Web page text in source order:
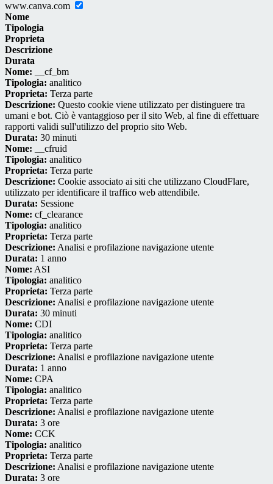
www.canva.com
Nome
Tipologia
Proprieta
Descrizione
Durata
Nome: __cf_bm
Tipologia: analitico
Proprieta: Terza parte
Descrizione: Questo cookie viene utilizzato per distinguere tra
umani e bot. Ciò è vantaggioso per il sito Web, al fine di effettuare
rapporti validi sull'utilizzo del proprio sito Web.
Durata: 30 minuti
Nome: __cfruid
Tipologia: analitico
Proprieta: Terza parte
Descrizione: Cookie associato ai siti che utilizzano CloudFlare,
utilizzato per identificare il traffico web attendibile.
Durata: Sessione
Nome: cf_clearance
Tipologia: analitico
Proprieta: Terza parte
Descrizione: Analisi e profilazione navigazione utente
Durata: 1 anno
Nome: ASI
Tipologia: analitico
Proprieta: Terza parte
Descrizione: Analisi e profilazione navigazione utente
Durata: 30 minuti
Nome: CDI
Tipologia: analitico
Proprieta: Terza parte
Descrizione: Analisi e profilazione navigazione utente
Durata: 1 anno
Nome: CPA
Tipologia: analitico
Proprieta: Terza parte
Descrizione: Analisi e profilazione navigazione utente
Durata: 3 ore
Nome: CCK
Tipologia: analitico
Proprieta: Terza parte
Descrizione: Analisi e profilazione navigazione utente
Durata: 3 ore